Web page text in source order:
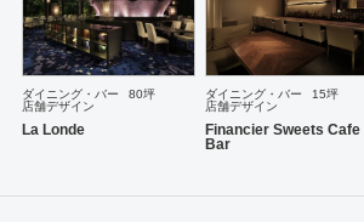
ダイニング・バー
80坪
店舗デザイン
La Londe
ダイニング・バー
15坪
店舗デザイン
Financier Sweets Cafe
Bar